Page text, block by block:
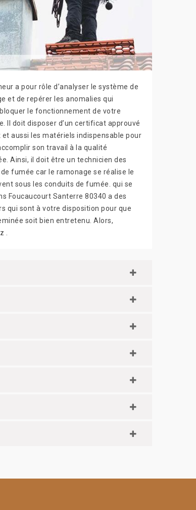
a pour rôle d’analyser le système de
et de repérer les anomalies qui
le fonctionnement de votre
Il doit disposer d’un certificat approuvé
et aussi les matériels indispensable pour
son travail à la qualité
Ainsi, il doit être un technicien des
fumée car le ramonage se réalise le
sous les conduits de fumée. qui se
Foucaucourt Santerre 80340 a des
qui sont à votre disposition pour que
soit bien entretenu. Alors,
.